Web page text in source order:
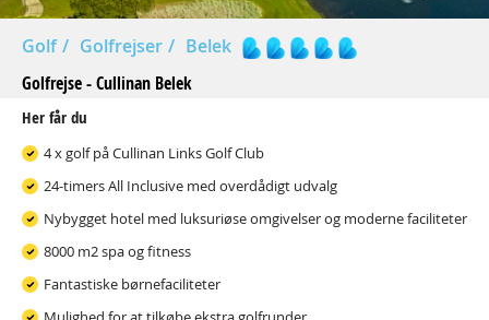
Golf Golfrejser
Belek
Golfrejse - Cullinan Belek
Her får du
4 x golf på Cullinan Links Golf Club
24-timers All Inclusive med overdådigt udvalg
Nybygget hotel med luksuriøse omgivelser og moderne faciliteter
8000 m2 spa og fitness
Fantastiske børnefaciliteter